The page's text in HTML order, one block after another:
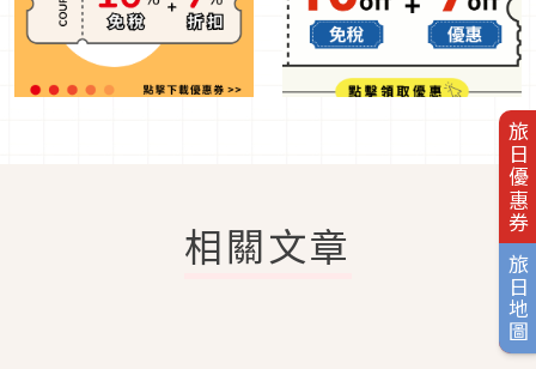
旅日優惠券
旅日地圖
相關文章